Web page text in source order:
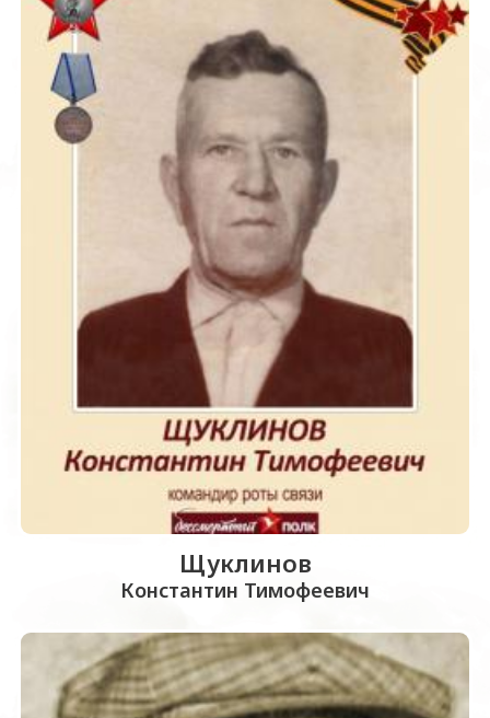
Щуклинов
Константин Тимофеевич